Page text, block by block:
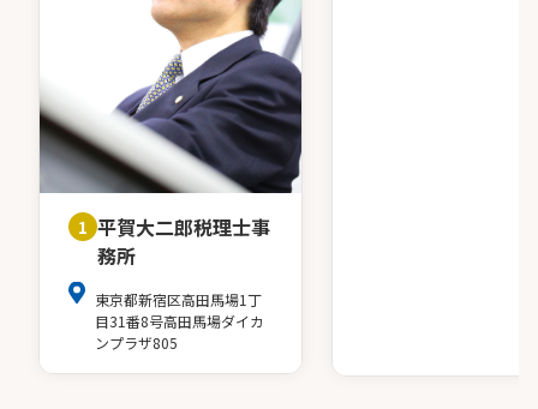
1 平賀大二郎税理士事
務所
東京都新宿区高田馬場1丁
目31番8号高田馬場ダイカ
ンプラザ805